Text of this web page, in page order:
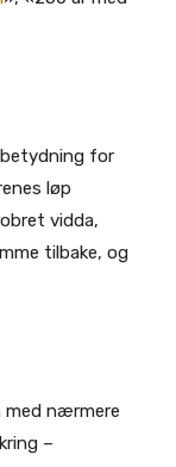
for
løp
vidda,
tilbake, og
med nærmere
–